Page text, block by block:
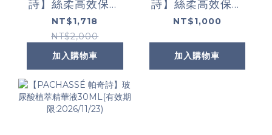
詩】絲柔高效保濕
面膜1+1(限定通路)
NT$1,718
NT$2,000
加入購物車
詩】絲柔高效保濕
面膜 5片/盒
NT$1,000
加入購物車